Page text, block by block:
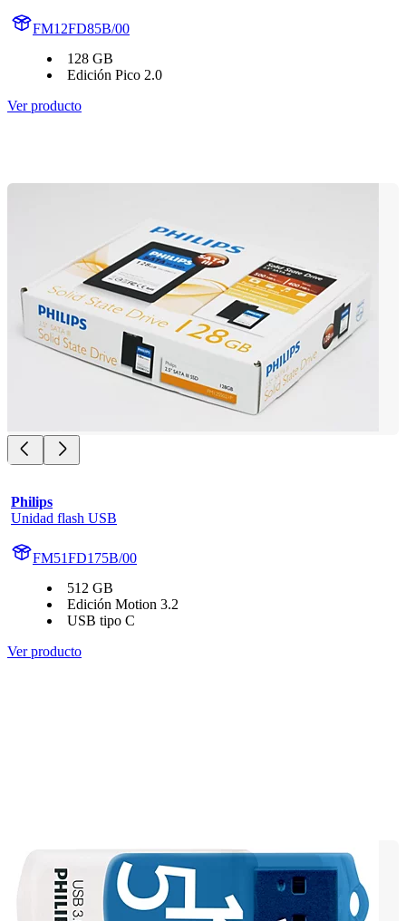
FM12FD85B/00
128 GB
Edición Pico 2.0
Ver producto
Philips
Unidad flash USB
FM51FD175B/00
512 GB
Edición Motion 3.2
USB tipo C
Ver producto